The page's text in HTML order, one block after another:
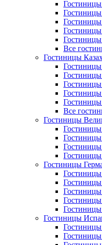
Все
Гостиницы
Все
Гостиницы
Гостиницы
Гостиницы
Гостиницы